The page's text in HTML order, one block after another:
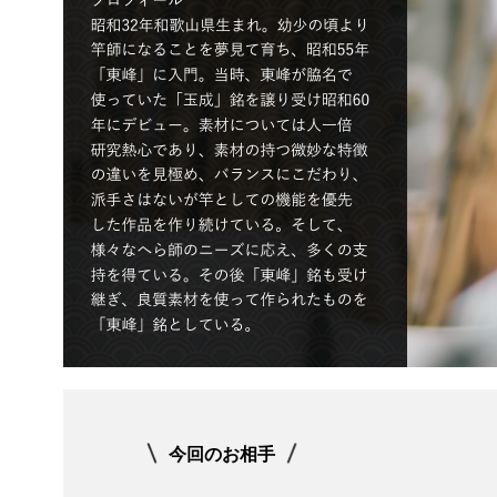
今回のお相手